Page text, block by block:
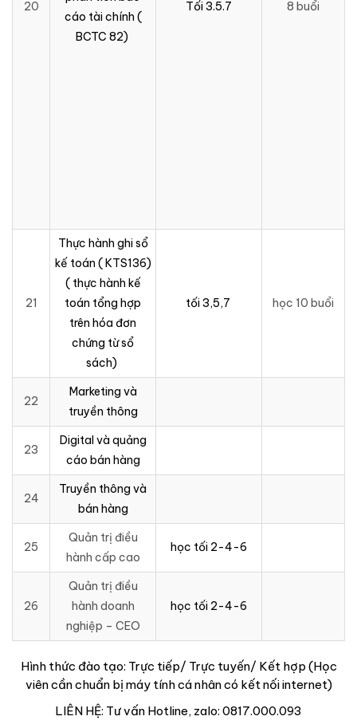
20
cáo tài chính (
BCTC 82)
Tối 3.5.7 8 buổi
21
Thực hành ghi sổ
kế toán ( KTS136)
( thực hành kế
toán tổng hợp
trên hóa đơn
chứng từ sổ
sách)
tối 3,5,7 học 10 buổi
22
Marketing và
truyền thông
23
Digital và quảng
cáo bán hàng
24
Truyền thông và
bán hàng
25
Quản trị điều
hành cấp cao
học tối 2-4-6
26
Quản trị điều
hành doanh
nghiệp – CEO
học tối 2-4-6
Hình thức đào tạo: Trực tiếp/ Trực tuyến/ Kết hợp (Học
viên cần chuẩn bị máy tính cá nhân có kết nối internet)
LIÊN HỆ: Tư vấn Hotline, zalo: 0817.000.093